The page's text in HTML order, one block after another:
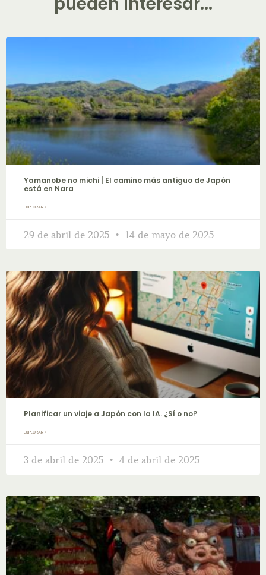
Yamanobe no michi | El camino más antiguo de Japón
está en Nara
EXPLORAR »
29 de abril de 2025 14 de mayo de 2025
Planificar un viaje a Japón con la IA. ¿Sí o no?
EXPLORAR »
3 de abril de 2025 4 de abril de 2025